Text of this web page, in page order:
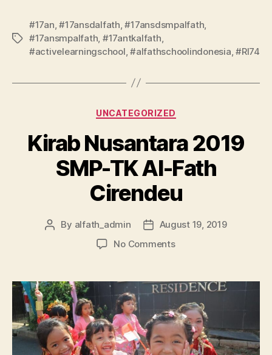
#17an,#17ansdalfath,#17ansdsmpalfath,
#17ansmpalfath, #17antkalfath,
#activelearningschool,#alfathschoolindonesia,#RI74
UNCATEGORIZED
Kirab Nusantara 2019
SMP-TK Al-Fath
Cirendeu
By alfath_admin
August 19, 2019
No Comments